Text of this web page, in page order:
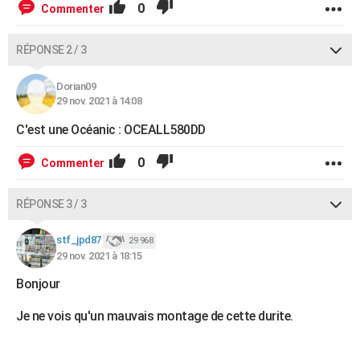
Commenter 0
RÉPONSE 2 / 3
Dorian09
29 nov. 2021 à 14:08
C'est une Océanic : OCEALL580DD
Commenter 0
RÉPONSE 3 / 3
stf_jpd87 29 968
29 nov. 2021 à 18:15
Bonjour
Je ne vois qu'un mauvais montage de cette durite.